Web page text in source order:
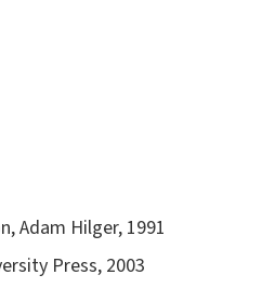
Adam Hilger, 1991
Press, 2003